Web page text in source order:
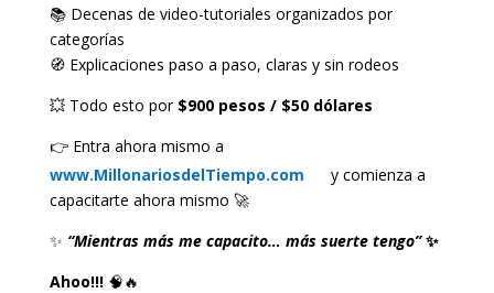
📚 Decenas de video-tutoriales organizados por
categorías
🧭 Explicaciones paso a paso, claras y sin rodeos
💥 Todo esto por $900 pesos / $50 dólares
👉 Entra ahora mismo a
www.MillonariosdelTiempo.com
y comienza a
capacitarte ahora mismo 🚀
✨ “Mientras más me capacito… más suerte tengo”✨
Ahoo!!!🧠🔥